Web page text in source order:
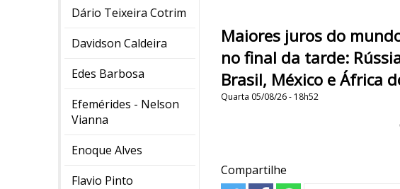
Dário Teixeira Cotrim
Davidson Caldeira
Edes Barbosa
Efemérides - Nelson
Vianna
Enoque Alves
Flavio Pinto
Maiores juros do
no final da tarde:
Brasil, México e África
Quarta 05/08/26 - 18h52
Compartilhe